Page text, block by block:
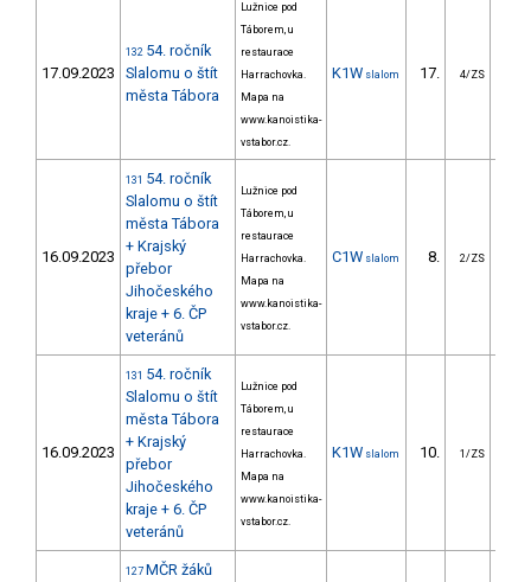
17.09.2023
132 54. ročník
Slalomu o štít
města Tábora
Lužnice pod
Táborem, u
restaurace
Harrachovka.
Mapa na
www.kanoistika-
vstabor.cz.
K1W slalom 17. 4/ZS
16.09.2023
131 54. ročník
Slalomu o štít
města Tábora
+ Krajský
přebor
Jihočeského
kraje + 6. ČP
veteránů
Lužnice pod
Táborem, u
restaurace
Harrachovka.
Mapa na
www.kanoistika-
vstabor.cz.
C1W slalom 8. 2/ZS
16.09.2023
131 54. ročník
Slalomu o štít
města Tábora
+ Krajský
přebor
Jihočeského
kraje + 6. ČP
veteránů
Lužnice pod
Táborem, u
restaurace
Harrachovka.
Mapa na
www.kanoistika-
vstabor.cz.
K1W slalom 10. 1/ZS
127 MČR žáků